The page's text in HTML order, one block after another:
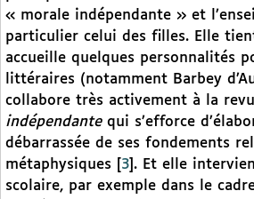
« morale indépendante » et
particulier celui des filles. Elle
accueille quelques personnalités
littéraires (notamment Barbey
collabore très activement à la
indépendante qui s’efforce
débarrassée de ses fondements
métaphysiques
3 . Et elle
scolaire, par exemple dans le